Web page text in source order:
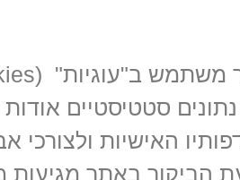
סטטיסטיים
האישיות ולצורכי
הביקור באתר מגיעות